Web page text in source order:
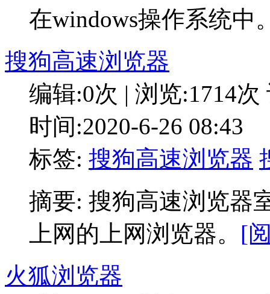
在windows操作系统中
搜狗高速浏览器
编辑:0次 | 浏览:1714次
时间:2020-6-26 08:43
标签: 搜狗高速浏览器
摘要: 搜狗高速浏览器
上网的上网浏览器。 [
火狐浏览器